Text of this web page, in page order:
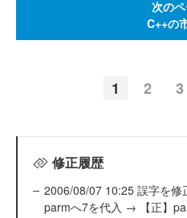
次の
C++の
1 2 3
修正履歴
2006/08/07 10:25 誤字を修
parmへ7を代入 → 【正】